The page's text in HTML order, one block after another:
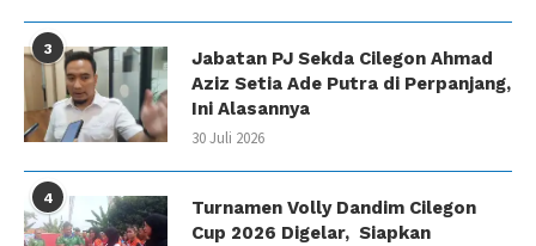
3
Jabatan PJ Sekda Cilegon Ahmad
Aziz Setia Ade Putra di Perpanjang,
Ini Alasannya
30 Juli 2026
4
Turnamen Volly Dandim Cilegon
Cup 2026 Digelar, Siapkan